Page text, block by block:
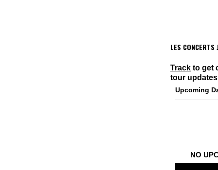
LES CONCERTS
Track to get
tour
Upcoming
NO